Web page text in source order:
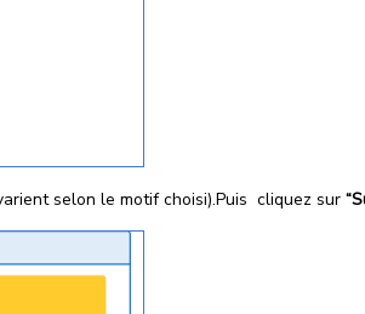
selon le motif choisi).Puis cliquez sur